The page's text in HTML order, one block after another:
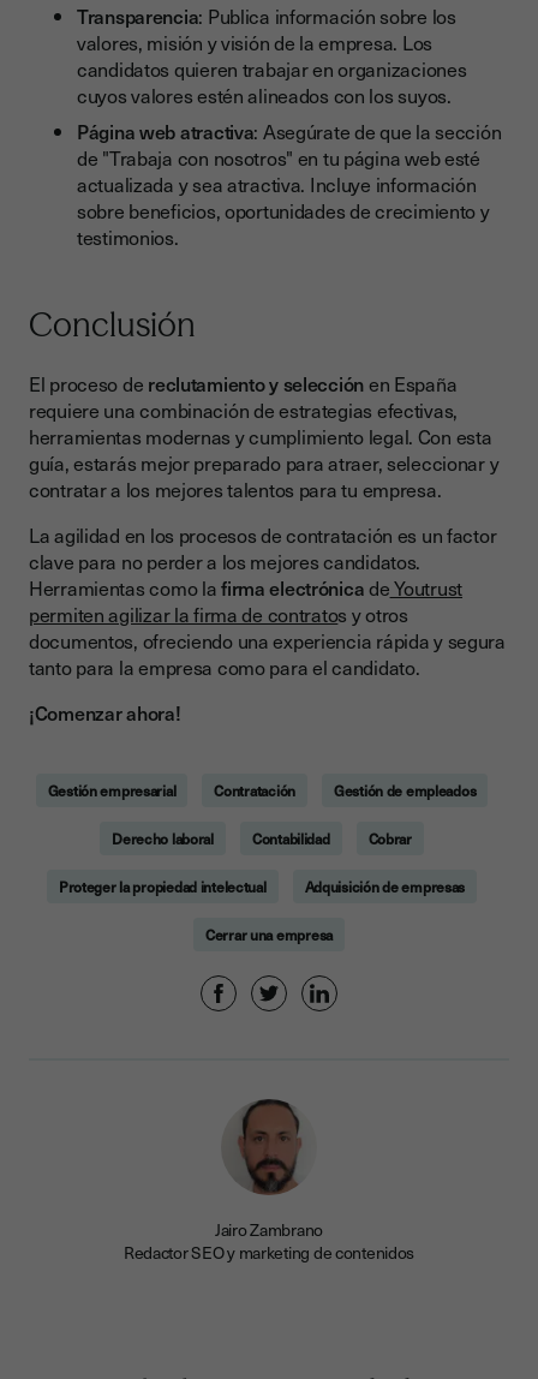
Transparencia: Publica información sobre los
valores, misión y visión de la empresa. Los
candidatos quieren trabajar en organizaciones
cuyos valores estén alineados con los suyos.
Página web atractiva: Asegúrate de que la sección
de "Trabaja con nosotros" en tu página web esté
actualizada y sea atractiva. Incluye información
sobre beneficios, oportunidades de crecimiento y
testimonios.
Conclusión
El proceso de reclutamiento y selecciónen España
requiere una combinación de estrategias efectivas,
herramientas modernas y cumplimiento legal. Con esta
guía, estarás mejor preparado para atraer, seleccionar y
contratar a los mejores talentos para tu empresa.
La agilidad en los procesos de contratación es un factor
clave para no perder a los mejores candidatos.
Herramientas como lafirma electrónicadeYoutrust
permiten agilizar la firma de contratos y otros
documentos, ofreciendo una experiencia rápida y segura
tanto para la empresa como para el candidato.
¡Comenzar ahora!
Gestión empresarial Contratación Gestión de empleados
Derecho laboral Contabilidad Cobrar
Proteger la propiedad intelectual Adquisición de empresas
Cerrar una empresa
Jairo Zambrano
Redactor SEO y marketing de contenidos